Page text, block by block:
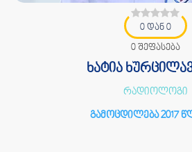
0 დან 0
0 შეფასება
ხატია
რადიოლოგი
გამოცდილება 2017